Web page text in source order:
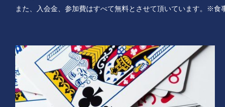
また、入会金、参加費はすべて無料とさせて頂いています。※食